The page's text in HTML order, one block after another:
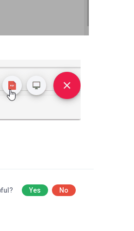
Yes No